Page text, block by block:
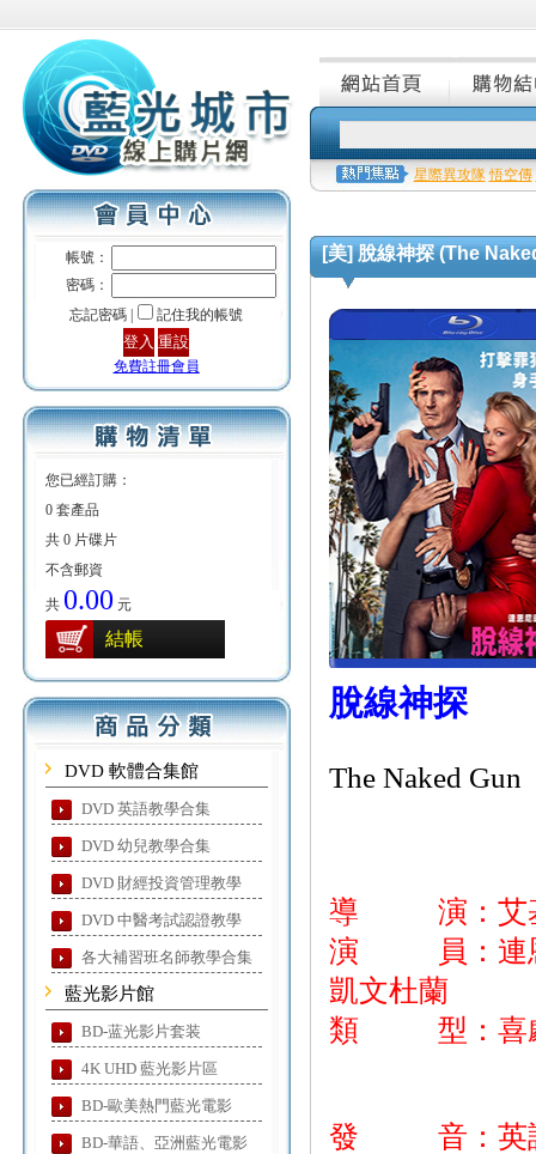
帳號：
密碼：
忘記密碼 |
記住我的帳號
免費註冊會員
您已經訂購：
0 套產品
共 0 片碟片
不含郵資
共 0.00 元
結帳
DVD 軟體合集館
DVD 英語教學合集
DVD 幼兒教學合集
DVD 財經投資管理教學
DVD 中醫考試認證教學
各大補習班名師教學合集
藍光影片館
BD-蓝光影片套装
4K UHD 藍光影片區
BD-歐美熱門藍光電影
BD-華語、亞洲藍光電影
星際異攻隊 悟空傳
[美] 脫線神探 (The
脫線神探
The Naked Gun
導 演：艾
演 員：連恩
凱文杜蘭
類 型：喜劇
發 音：英